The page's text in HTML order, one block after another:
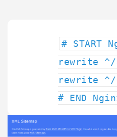
# START
rewrite ^/
rewrite ^/
# END